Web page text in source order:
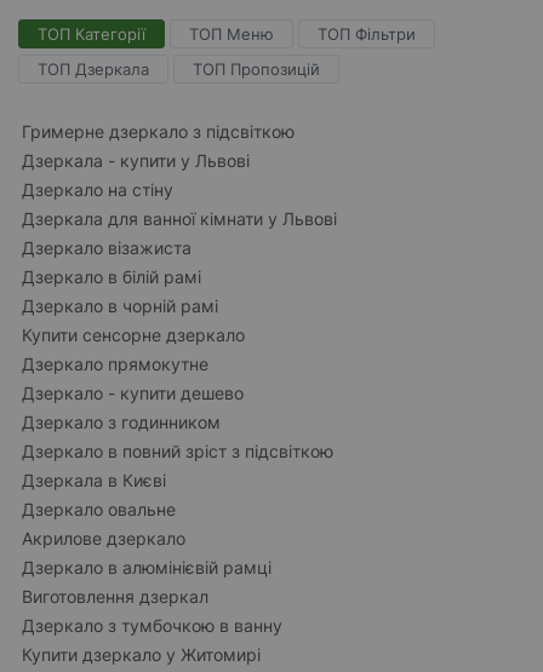
ТОП Категорії ТОП Меню
ТОП Фільтри
ТОП Дзеркала
ТОП Пропозицій
Гримерне дзеркало з підсвіткою
Дзеркала - купити у Львові
Дзеркало на стіну
Дзеркала для ванної кімнати у Львові
Дзеркало візажиста
Дзеркало в білій рамі
Дзеркало в чорній рамі
Купити сенсорне дзеркало
Дзеркало прямокутне
Дзеркало - купити дешево
Дзеркало з годинником
Дзеркало в повний зріст з підсвіткою
Дзеркала в Києві
Дзеркало овальне
Акрилове дзеркало
Дзеркало в алюмінієвій рамці
Виготовлення дзеркал
Дзеркало з тумбочкою в ванну
Купити дзеркало у Житомирі